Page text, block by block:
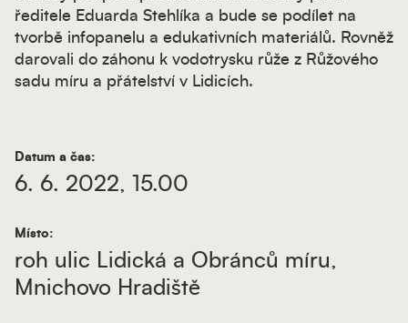
ředitele Eduarda Stehlíka a bude se podílet na
tvorbě infopanelu a edukativních materiálů. Rovněž
darovali do záhonu k vodotrysku růže z Růžového
sadu míru a přátelství v Lidicích.
Datum a čas:
6. 6. 2022, 15.00
Místo:
roh ulic Lidická a Obránců míru,
Mnichovo Hradiště